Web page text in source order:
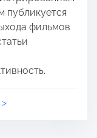
публикуется
фильмов